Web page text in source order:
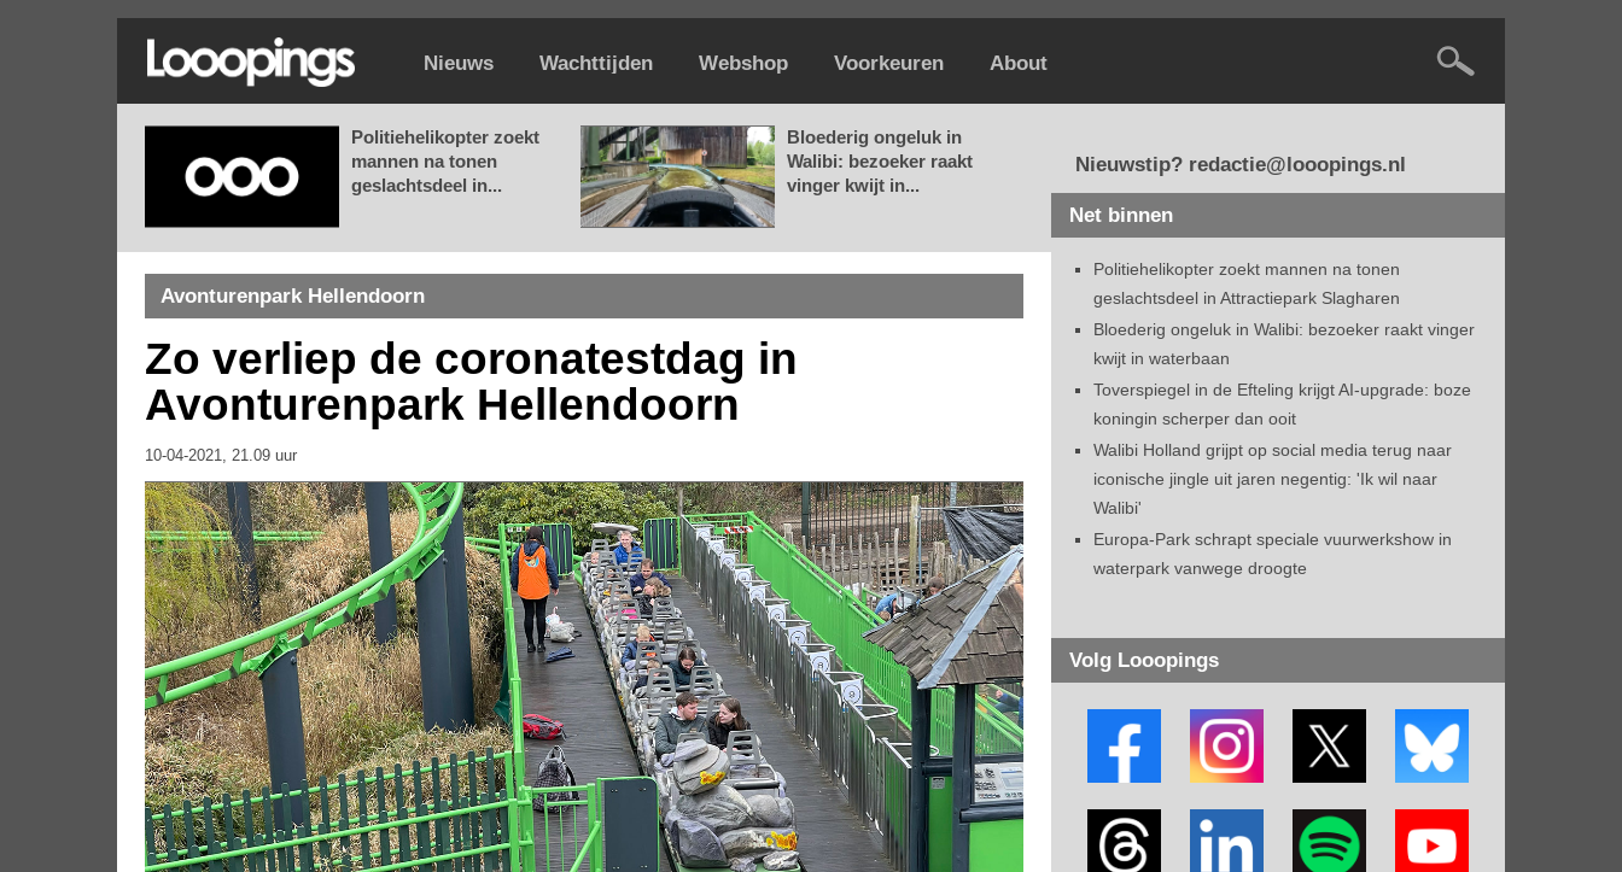
Nieuws Wachttijden Webshop Voorkeuren About
Politiehelikopter zoekt
mannen na tonen
geslachtsdeel in...
Bloederig ongeluk in
Walibi: bezoeker raakt
vinger kwijt in...
Avonturenpark Hellendoorn
Zo verliep de coronatestdag in
Avonturenpark Hellendoorn
10-04-2021, 21.09 uur
Nieuwstip? redactie@looopings.nl
Net binnen
Politiehelikopter zoekt mannen na tonen
geslachtsdeel in Attractiepark Slagharen
Bloederig ongeluk in Walibi: bezoeker raakt vinger
kwijt in waterbaan
Toverspiegel in de Efteling krijgt AI-upgrade: boze
koningin scherper dan ooit
Walibi Holland grijpt op social media terug naar
iconische jingle uit jaren negentig: 'Ik wil naar
Walibi'
Europa-Park schrapt speciale vuurwerkshow in
waterpark vanwege droogte
Volg Looopings